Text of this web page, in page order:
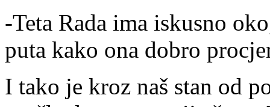
-Teta Rada ima iskusno
puta kako ona dobro
I tako je kroz naš stan od